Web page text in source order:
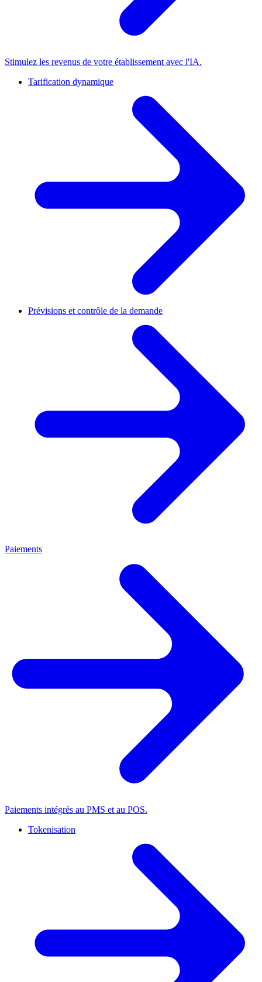
Stimulez les revenus de votre établissement avec l'IA.
Tarification dynamique
Prévisions et contrôle de la demande
Paiements
Paiements intégrés au PMS et au POS.
Tokenisation